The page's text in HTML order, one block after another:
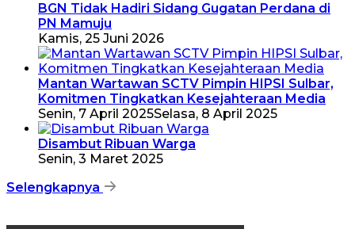
BGN Tidak Hadiri Sidang Gugatan Perdana di
PN Mamuju
Kamis, 25 Juni 2026
Mantan Wartawan SCTV Pimpin HIPSI Sulbar,
Komitmen Tingkatkan Kesejahteraan Media
Senin, 7 April 2025Selasa, 8 April 2025
Disambut Ribuan Warga
Senin, 3 Maret 2025
Selengkapnya